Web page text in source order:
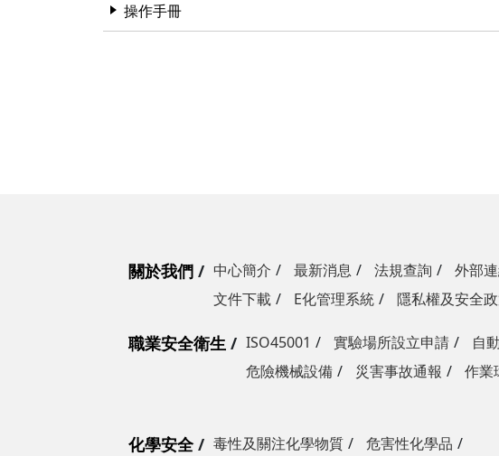
操作手冊
關於我們 中心簡介 最新消息 法規查詢
外部
文件下載
E化管理系統 隱私權及安全
職業安全衛生 ISO45001 實驗場所設立申請
自
危險機械設備
災害事故通報 作業
化學安全 毒性及關注化學物質
危害性化學品